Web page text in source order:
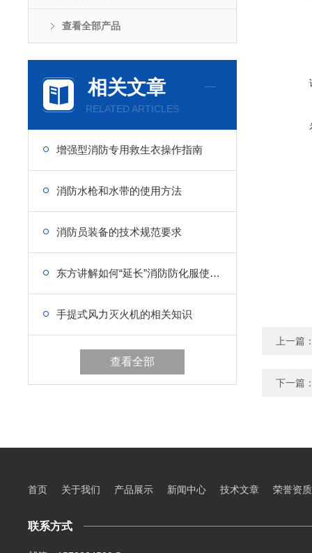
查看全部产品
相关文章
RELATED ARTICLES
增强型消防专用救生衣操作指南
消防水枪和水带的使用方法
消防员装备的技术规范要求
东方讲解如何“延长”消防防化服使用年限
手提式风力灭火机的相关知识
查看全部
上一篇
下一篇
首页 关于我们 产品展示 新闻中心 技术文章 荣誉资质
联系方式